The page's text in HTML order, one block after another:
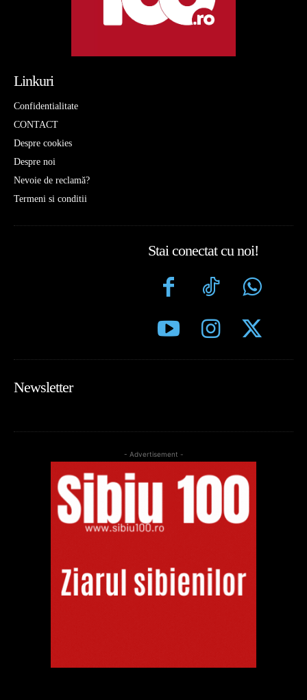
Linkuri
Confidentialitate
CONTACT
Despre cookies
Despre noi
Nevoie de reclamă?
Termeni si conditii
Stai conectat cu noi!
Newsletter
- Advertisement -